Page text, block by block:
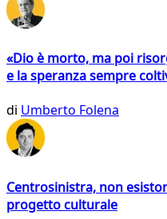
«Dio è morto, ma poi
e la speranza sempre
di Umberto Folena
Centrosinistra, non
progetto culturale